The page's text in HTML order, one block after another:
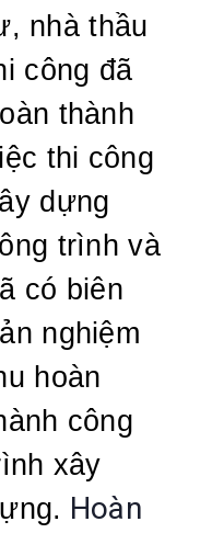
nhà thầu
công đã
thành
thi công
dựng
trình và
có biên
nghiệm
hoàn
công
xây
Hoàn